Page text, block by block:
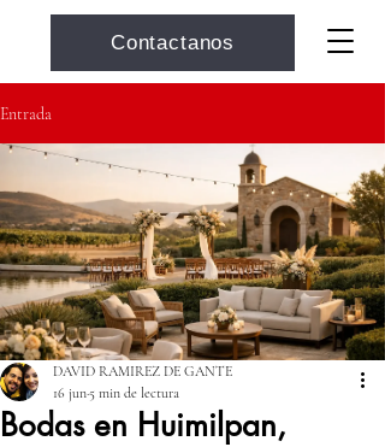
Contactanos
Entrada
Bodas en Huimilpan,
DAVID RAMIREZ DE GANTE
16 jun5 min de lectura